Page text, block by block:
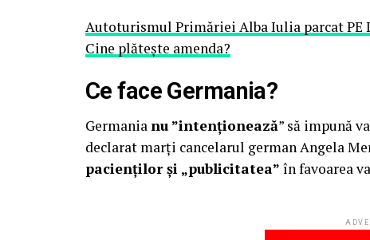
Autoturismul Primăriei Alba Iulia parcat PE
Cine plătește amenda?
Ce face Germania?
Germanianu ”intenţionează” să impună
declarat marţi cancelarul german Angela
pacienţilor şi „publicitatea” în favoarea